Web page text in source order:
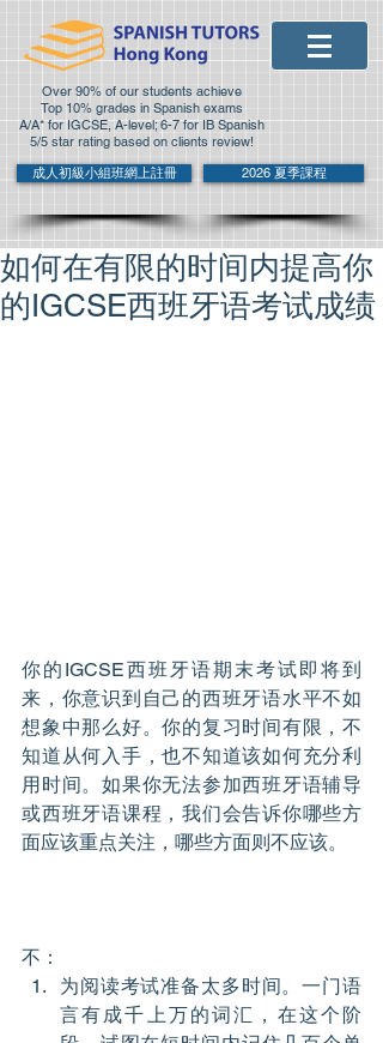
Over 90% of our students achieve
Top 10% grades in Spanish exams
A/A* for IGCSE, A-level; 6-7 for IB Spanish
5/5 star rating based on clients review!
成人初級小組班網上註冊
2026 夏季課程
如何在有限的时间内提高你
的IGCSE西班牙语考试成绩
你的IGCSE西班牙语期末考试即将到
来，你意识到自己的西班牙语水平不如
想象中那么好。你的复习时间有限，不
知道从何入手，也不知道该如何充分利
用时间。如果你无法参加西班牙语辅导
或西班牙语课程，我们会告诉你哪些方
面应该重点关注，哪些方面则不应该。
不：
为阅读考试准备太多时间。一门语
言有成千上万的词汇，在这个阶